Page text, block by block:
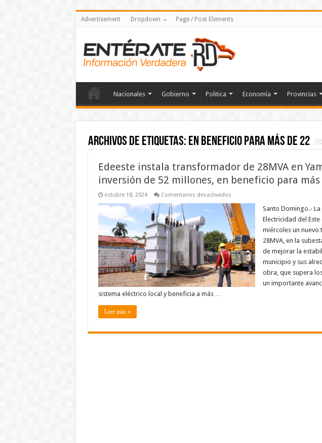
Advertisement Dropdown Page / Post Elements
Nacionales Gobierno Politica Economía Provincias
Archivos de etiquetas: en beneficio para más de 22
Edeeste instala transformador de 28MVA en
inversión de 52 millones, en beneficio para más
octubre 18, 2024 Comentarios desactivadosen
instala
transformador
de
28MVA
en
Yamasá
con
una
inversión
de
52
millones,
en
Santo Domingo.-
Electricidad del
miércoles un
28MVA, en la
de mejorar la
municipio y sus
obra, que supera
un importante
sistema eléctrico local y beneficia a más …
Leer más »